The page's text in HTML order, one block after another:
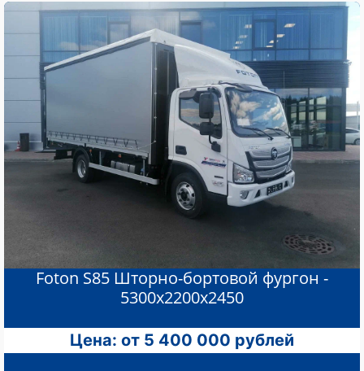
Foton S85 Шторно-бортовой фургон -
5300х2200х2450
Цена: от 5 400 000 рублей